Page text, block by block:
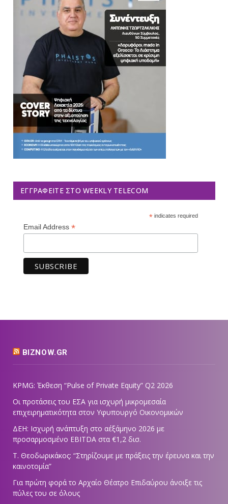
ΕΓΓΡΑΦΕΊΤΕ ΣΤΟ WEEKLY TELECOM
*indicates required
Email Address *
BIZNOW.GR
KPMG: Έκθεση “Pulse of Private Equity” Q2 2026
Οι προτάσεις του ΕΣΑ για ισχυρή μικρομεσαία
επιχειρηματικότητα στον Υφυπουργό Οικονομικών
ΔΕΗ: Ισχυρή ανάπτυξη στο α΄εξάμηνο 2026 με
προσαρμοσμένο EBITDA στα €1,2 δισ.
Τ. Θεοδωρικάκος: “Στηρίζουμε με πράξεις την έρευνα και την
καινοτομία”
Για πρώτη φορά το Αρχαίο Θέατρο Επιδαύρου άνοιξε τις
πύλες του σε όλους